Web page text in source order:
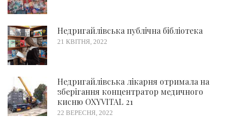
Недригайлівська публічна бібліотека
21 КВІТНЯ, 2022
Недригайлівська лікарня отримала на
зберігання концентратор медичного
кисню OXYVITAL 21
22 ВЕРЕСНЯ, 2022